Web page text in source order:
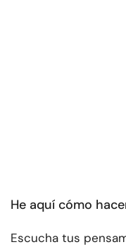
He aquí cómo
Escucha tus